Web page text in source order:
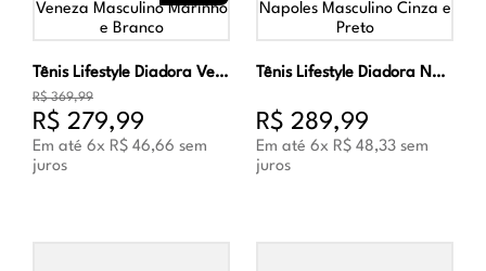
Tênis Lifestyle Diadora Veneza Masculino Marinho e Branco
R$ 369,99
R$ 279,99
Em até 6x R$ 46,66 sem
juros
Tênis Lifestyle Diadora Napoles Masculino Cinza e Preto
R$ 289,99
Em até 6x R$ 48,33 sem
juros